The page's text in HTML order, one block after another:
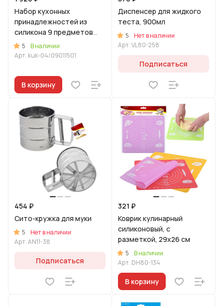
Набор кухонных
принадлежностей из
силикона 9 предметов
Зеленый
5
В наличии
Арт. kuk-04/09011501
В корзину
Диспенсер для жидкого
теста, 900мл
5
Нет в наличии
Арт.VL80-258
Подписаться
454 ₽
Сито-кружка для муки
5
Нет в наличии
Арт.AN11-38
Подписаться
321 ₽
Коврик кулинарный
силиконовый, с
разметкой, 29х26 см
5
В наличии
Арт. DH80-134
В корзину